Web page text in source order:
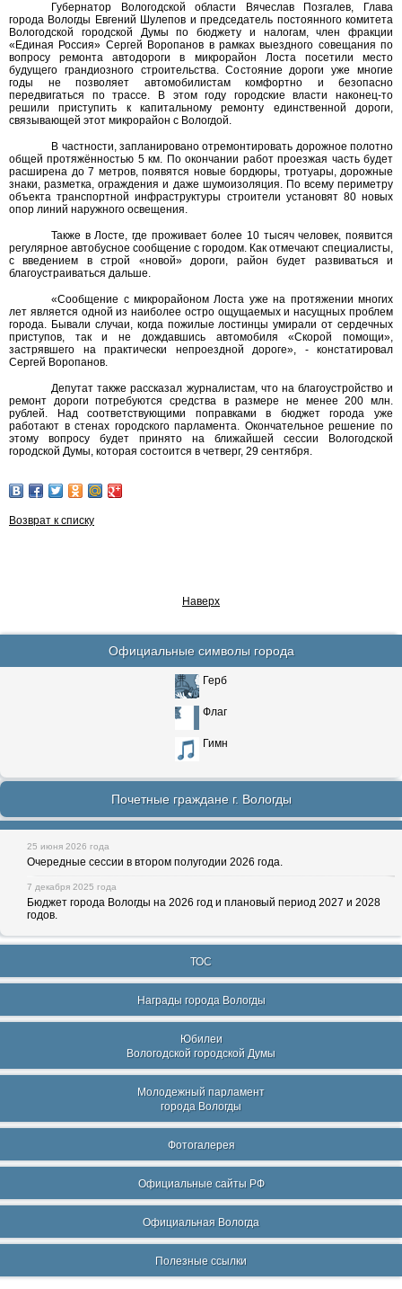
Губернатор Вологодской области Вячеслав Позгалев, Глава
города Вологды Евгений Шулепов и председатель постоянного комитета
Вологодской городской Думы по бюджету и налогам, член фракции
«Единая Россия» Сергей Воропанов в рамках выездного совещания по
вопросу ремонта автодороги в микрорайон Лоста посетили место
будущего грандиозного строительства. Состояние дороги уже многие
годы не позволяет автомобилистам комфортно и безопасно
передвигаться по трассе. В этом году городские власти наконец-то
решили приступить к капитальному ремонту единственной дороги,
связывающей этот микрорайон с Вологдой.
В частности, запланировано отремонтировать дорожное полотно
общей протяжённостью 5 км. По окончании работ проезжая часть будет
расширена до 7 метров, появятся новые бордюры, тротуары, дорожные
знаки, разметка, ограждения и даже шумоизоляция. По всему периметру
объекта транспортной инфраструктуры строители установят 80 новых
опор линий наружного освещения.
Также в Лосте, где проживает более 10 тысяч человек, появится
регулярное автобусное сообщение с городом. Как отмечают специалисты,
с введением в строй «новой» дороги, район будет развиваться и
благоустраиваться дальше.
«Сообщение с микрорайоном Лоста уже на протяжении многих
лет является одной из наиболее остро ощущаемых и насущных проблем
города. Бывали случаи, когда пожилые лостинцы умирали от сердечных
приступов, так и не дождавшись автомобиля «Скорой помощи»,
застрявшего на практически непроездной дороге», - констатировал
Сергей Воропанов.
Депутат также рассказал журналистам, что на благоустройство и
ремонт дороги потребуются средства в размере не менее 200 млн.
рублей. Над соответствующими поправками в бюджет города уже
работают в стенах городского парламента. Окончательное решение по
этому вопросу будет принято на ближайшей сессии Вологодской
городской Думы, которая состоится в четверг, 29 сентября.
Возврат к списку
Наверх
Официальные символы города
Герб
Флаг
Гимн
Почетные граждане г. Вологды
25 июня 2026 года
Очередные сессии в втором полугодии 2026 года.
7 декабря 2025 года
Бюджет города Вологды на 2026 год и плановый период 2027 и 2028
годов.
ТОС
Награды города Вологды
Юбилеи
Вологодской городской Думы
Молодежный парламент
города Вологды
Фотогалерея
Официальные сайты РФ
Официальная Вологда
Полезные ссылки